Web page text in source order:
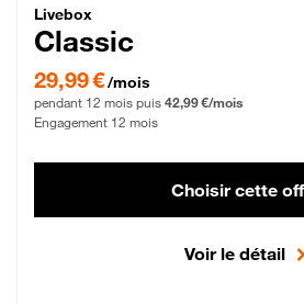
Livebox Classic Fibre
Livebox
Classic
29,99 € par mois pendant 12 mois puis
29,99 €/mois
pendant 12 mois puis 42,99 €/mois
Engagement 12 mois
Choisir cette
Voir le détail